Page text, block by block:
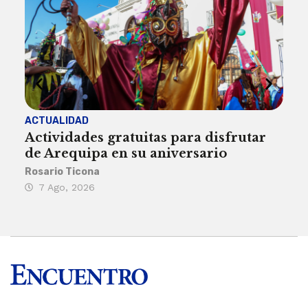
ACTUALIDAD
Actividades gratuitas para disfrutar
de Arequipa en su aniversario
Rosario Ticona
7 Ago, 2026